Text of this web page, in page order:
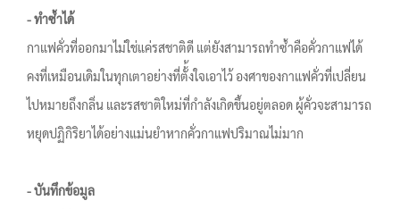
- ทำซ้ำได้
กาแฟคั่วที่ออกมาไม่ใช่แค่รสชาติดี แต่ยังสามารถทำซ้ำคือคั่วกาแฟได้
คงที่เหมือนเดิมในทุกเตาอย่างที่ตั้้งใจเอาไว้ องศาของกาแฟคั่วที่เปลี่ยน
ไปหมายถึงกลิ่น และรสชาติใหม่ที่กำลังเกิดขึ้นอยู่ตลอด ผู้คั่วจะสามารถ
หยุดปฏิกิริยาได้อย่างแม่นยำหากคั่วกาแฟปริมาณไม่มาก
- บันทึกข้อมูล